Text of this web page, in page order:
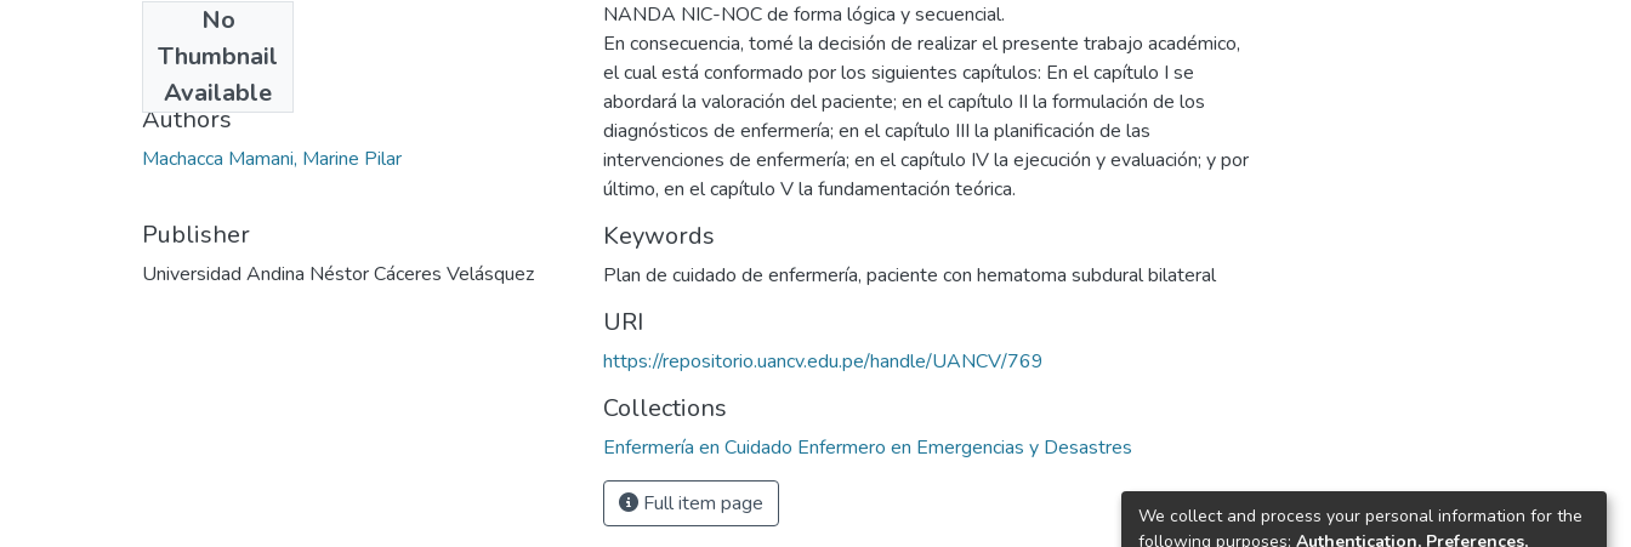
No
Thumbnail
Available
2023
Authors
Machacca Mamani, Marine Pilar
Publisher
Universidad Andina Néstor Cáceres Velásquez
NANDA NIC-NOC de forma lógica y secuencial.
En consecuencia, tomé la decisión de realizar el presente trabajo académico,
el cual está conformado por los siguientes capítulos: En el capítulo I se
abordará la valoración del paciente; en el capítulo II la formulación de los
diagnósticos de enfermería; en el capítulo III la planificación de las
intervenciones de enfermería; en el capítulo IV la ejecución y evaluación; y por
último, en el capítulo V la fundamentación teórica.
Keywords
Plan de cuidado de enfermería, paciente con hematoma subdural bilateral
URI
https://repositorio.uancv.edu.pe/handle/UANCV/769
Collections
Enfermería en Cuidado Enfermero en Emergencias y Desastres
Full item page
We collect and process your personal information for the
following purposes: Authentication, Preferences,